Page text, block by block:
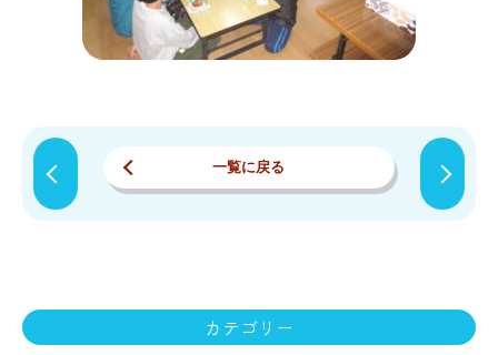
一覧に戻る
カテゴリー